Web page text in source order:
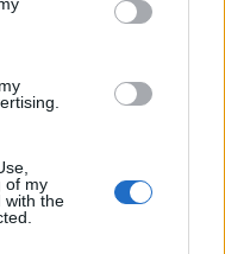
of my
with the
di terrore sul
torna in zona
il nuovo